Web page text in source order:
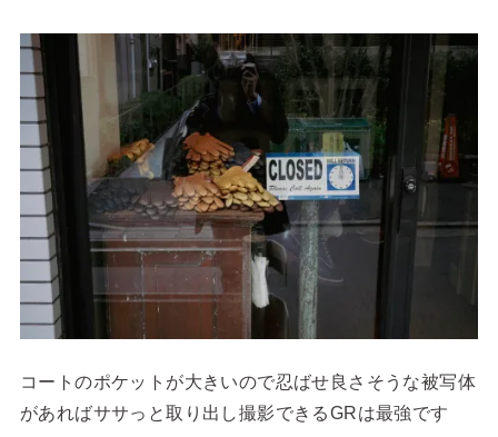
コートのポケットが大きいので忍ばせ良さそうな被写体
があればササっと取り出し撮影できるGRは最強です